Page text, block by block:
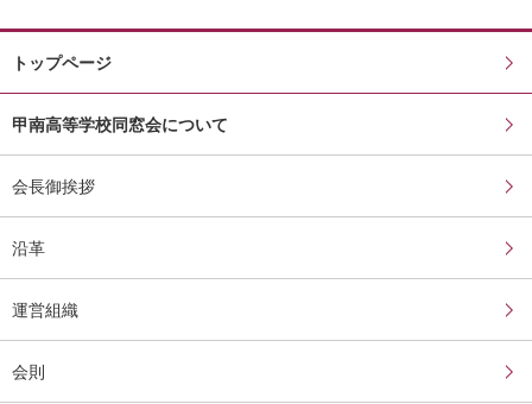
トップページ
甲南高等学校同窓会について
会長御挨拶
沿革
運営組織
会則